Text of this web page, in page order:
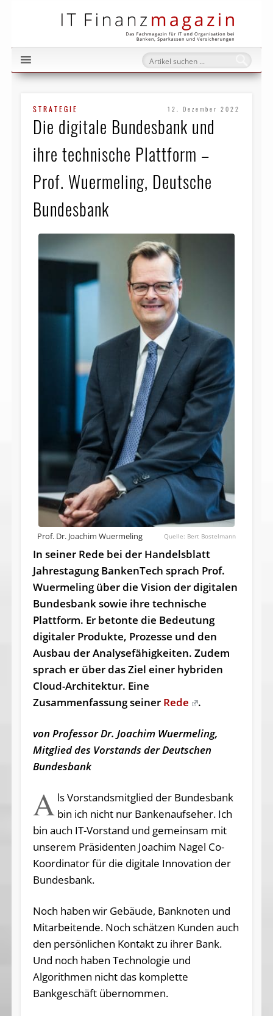
STRATEGIE 12. Dezember 2022
Die digitale Bundesbank und
ihre technische Plattform –
Prof. Wuermeling, Deutsche
Bundesbank
Prof. Dr. Joachim Wuermeling Bert Bostelmann
In seiner Rede bei der Handelsblatt
Jahrestagung BankenTech sprach Prof.
Wuermeling über die Vision der digitalen
Bundesbank sowie ihre technische
Plattform. Er betonte die Bedeutung
digitaler Produkte, Prozesse und den
Ausbau der Analysefähigkeiten. Zudem
sprach er über das Ziel einer hybriden
Cloud-Architektur. Eine
Zusammenfassung seiner Rede .
von Professor Dr. Joachim Wuermeling,
Mitglied des Vorstands der Deutschen
Bundesbank
A ls Vorstandsmitglied der Bundesbank
bin ich nicht nur Bankenaufseher. Ich
bin auch IT-Vorstand und gemeinsam mit
unserem Präsidenten Joachim Nagel Co-
Koordinator für die digitale Innovation der
Bundesbank.
Noch haben wir Gebäude, Banknoten und
Mitarbeitende. Noch schätzen Kunden auch
den persönlichen Kontakt zu ihrer Bank.
Und noch haben Technologie und
Algorithmen nicht das komplette
Bankgeschäft übernommen.